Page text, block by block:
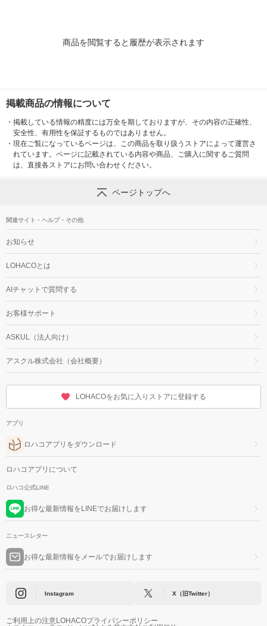
商品を閲覧すると履歴が表示されます
掲載商品の情報について
・ 掲載している情報の精度には万全を期しておりますが、その内容の正確性、
安全性、有用性を保証するものではありません。
・ 現在ご覧になっているページは、この商品を取り扱うストアによって運営さ
れています。ページに記載されている内容や商品、ご購入に関するご質問
は、直接各ストアにお問い合わせください。
ページトップへ
関連サイト・ヘルプ・その他
お知らせ
LOHACOとは
AIチャットで質問する
お客様サポート
ASKUL（法人向け）
アスクル株式会社（会社概要）
LOHACOをお気に入りストアに登録する
アプリ
ロハコアプリをダウンロード
ロハコアプリについて
ロハコ公式LINE
お得な最新情報をLINEでお届けします
ニュースレター
お得な最新情報をメールでお届けします
Instagram X（旧Twitter）
ご利用上の注意LOHACOプライバシーポリシー